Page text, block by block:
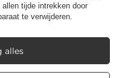
323Poznań
tijde intrekken door
te verwijderen.
alles